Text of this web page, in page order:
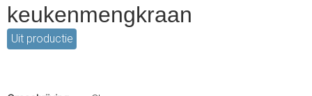
keukenmengkraan
Uit productie